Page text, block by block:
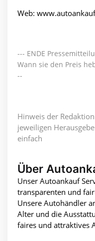
Web:
--- ENDE
Wann sie den Preis
--
Hinweis der
jeweiligen
einfach
Über
Unser Autoankauf
transparenten und
Unsere Autohändler
Alter und die
faires und attraktives